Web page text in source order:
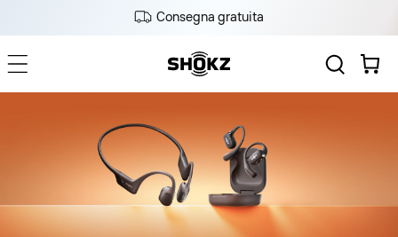
direttamente
ai contenuti
Consegna gratuita
Carrello